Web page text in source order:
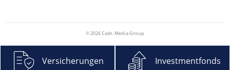
© 2026 Cash. Media Group
Versicherungen Investmentfonds